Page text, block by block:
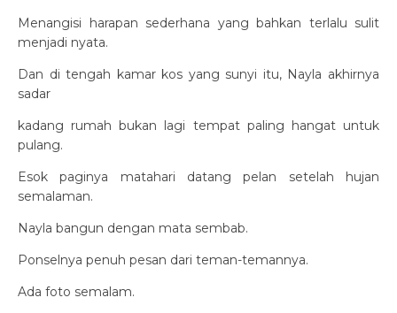
Menangisi harapan sederhana yang bahkan terlalu sulit
menjadi nyata.
Dan di tengah kamar kos yang sunyi itu, Nayla akhirnya
sadar
kadang rumah bukan lagi tempat paling hangat untuk
pulang.
Esok paginya matahari datang pelan setelah hujan
semalaman.
Nayla bangun dengan mata sembab.
Ponselnya penuh pesan dari teman-temannya.
Ada foto semalam.